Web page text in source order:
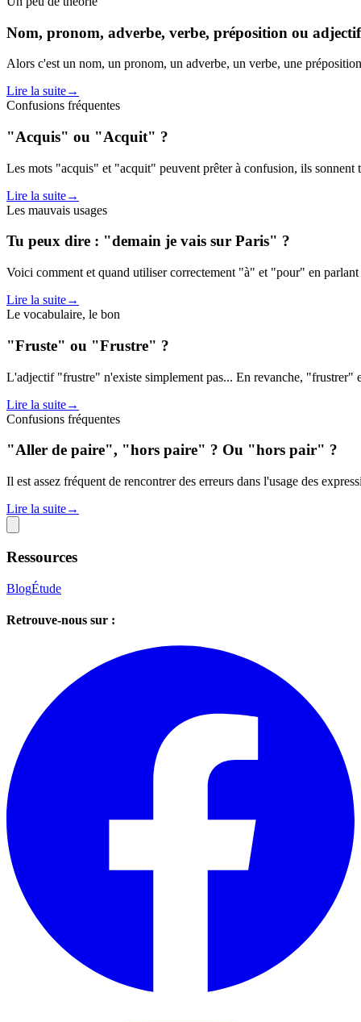
Nom, pronom, adverbe, verbe, préposition ou adjectif
Alors c'est un nom, un pronom, un adverbe, un verbe, une
Lire la suite→
Confusions fréquentes
"Acquis" ou "Acquit" ?
Les mots "acquis" et "acquit" peuvent prêter à confusion, ils
Lire la suite→
Les mauvais usages
Tu peux dire : "demain je vais sur Paris" ?
Voici comment et quand utiliser correctement "à" et "pour" en
Lire la suite→
Le vocabulaire, le bon
"Fruste" ou "Frustre" ?
L'adjectif "frustre" n'existe simplement pas... En revanche,
Lire la suite→
Confusions fréquentes
"Aller de paire", "hors paire" ? Ou "hors pair" ?
Il est assez fréquent de rencontrer des erreurs dans l'usage des
Lire la suite→
Ressources
BlogÉtude
Retrouve-nous sur :